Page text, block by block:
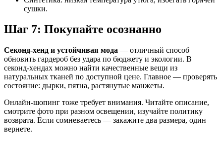
сушки.
Шаг 7: Покупайте осознанно
Секонд-хенд и устойчивая мода — отличный способ
обновить гардероб без удара по бюджету и экологии. В
секонд-хендах можно найти качественные вещи из
натуральных тканей по доступной цене. Главное — проверять
состояние: дырки, пятна, растянутые манжеты.
Онлайн-шопинг тоже требует внимания. Читайте описание,
смотрите фото при разном освещении, изучайте политику
возврата. Если сомневаетесь — закажите два размера, один
вернете.